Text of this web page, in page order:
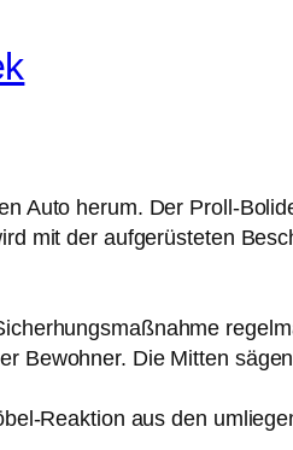
Auto herum. Der Proll-
mit der aufgerüsteten
Bewohner. Die Mitten
Reaktion aus den